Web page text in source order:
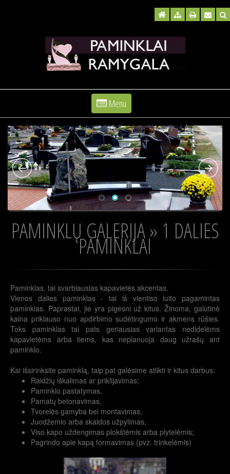
Menu
PAMINKLŲ GALERIJA » 1 DALIES
PAMINKLAI
Paminklas, tai svarbiausias kapavietės akcentas.
Vienos dalies paminklas - tai iš vientiso luito pagamintas
paminklas. Paprastai, jie yra pigesni už kitus. Žinoma, galutinė
kaina priklauso nuo apdirbimo sudėtingumo ir akmens rūšies.
Toks paminklas tai pats geriausias variantas nedidelėms
kapavietėms arba tiems, kas neplanuoja daug užrašų ant
paminklo.
Kai išsirinksite paminklą, taip pat galėsime atlikti ir kitus darbus:
Raidžių iškalimas ar priklijavimas;
Paminklo pastatymas,
Pamatų betonavimas,
Tvorelės gamyba bei montavimas,
Juodžemio arba skaldos užpylimas,
Viso kapo uždengimas plokštėmis arba plytelėmis;
Pagrindo apie kapą formavimas (pvz. trinkelėmis)